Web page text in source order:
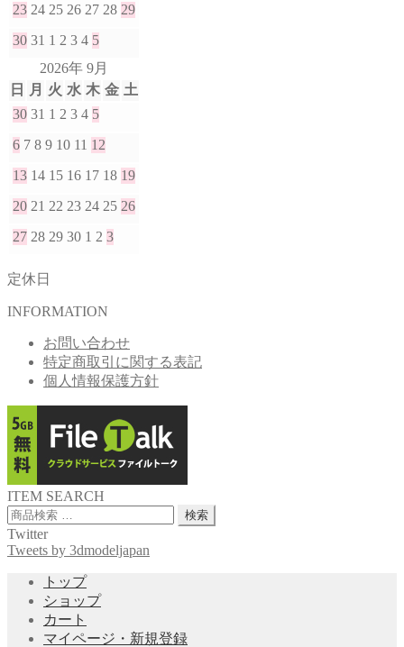
23 24 25 26 27 28 29
30 31 1 2 3 4 5
2026年 9月
日
月 火 水 木 金 土
30 31 1 2 3 4 5
6 7 8 9 10 11 12
13 14 15 16 17 18 19
20 21 22 23 24 25 26
27 28 29 30 1 2 3
定休日
INFORMATION
お問い合わせ
特定商取引に関する表記
個人情報保護方針
ITEM SEARCH
検
索
対
検索
Twitter
Tweets by 3dmodeljapan
トップ
ショップ
カート
マイページ・新規登録